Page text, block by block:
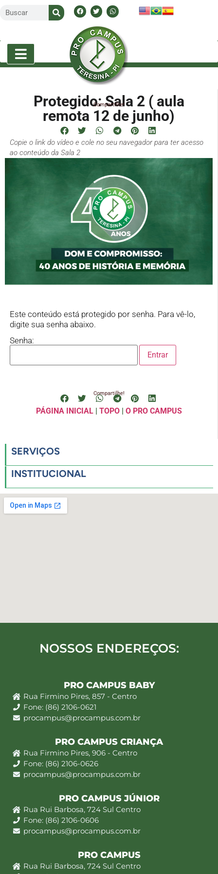
Protegido: Sala 2 ( aula
remota 12 de junho)
Compartilhe!
Copie o link do vídeo e cole no seu navegador para ter acesso
ao conteúdo da Sala 2
Este conteúdo está protegido por senha. Para vê-lo,
digite sua senha abaixo.
Senha:
Compartilhe!
PÁGINA INICIAL| TOPO| O PRO CAMPUS
SERVIÇOS
INSTITUCIONAL
NOSSOS ENDEREÇOS:
PRO CAMPUS BABY
Rua Firmino Pires, 857 - Centro
Fone: (86) 2106-0621
procampus@procampus.com.br
PRO CAMPUS CRIANÇA
Rua Firmino Pires, 906 - Centro
Fone: (86) 2106-0626
procampus@procampus.com.br
PRO CAMPUS JÚNIOR
Rua Rui Barbosa, 724 Sul Centro
Fone: (86) 2106-0606
procampus@procampus.com.br
PRO CAMPUS
Rua Rui Barbosa, 724 Sul Centro